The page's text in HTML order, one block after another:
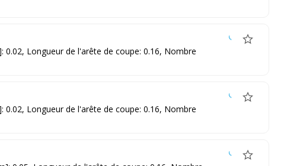
Longueur de l'arête de coupe: 0.16, Nombre
Longueur de l'arête de coupe: 0.16, Nombre